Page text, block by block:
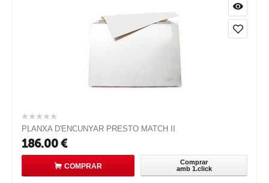
PLANXA D'ENCUNYAR PRESTO MATCH II
186.00€
COMPRAR
Comprar
amb 1.click